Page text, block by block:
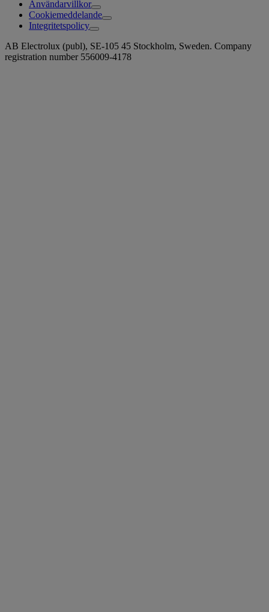
Användarvillkor
Cookiemeddelande
Integritetspolicy
AB Electrolux (publ), SE-105 45 Stockholm, Sweden. Company
registration number 556009-4178